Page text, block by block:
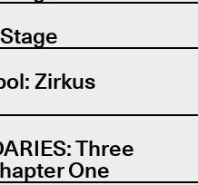
Zirkus
Three
One